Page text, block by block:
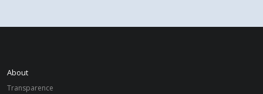
About
Transparence